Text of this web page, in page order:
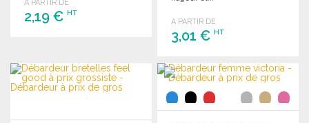
A PARTIR DE
2,19 € HT
Demander un devis
A PARTIR DE
3,01 €HT
COMMANDER
Demander un devis